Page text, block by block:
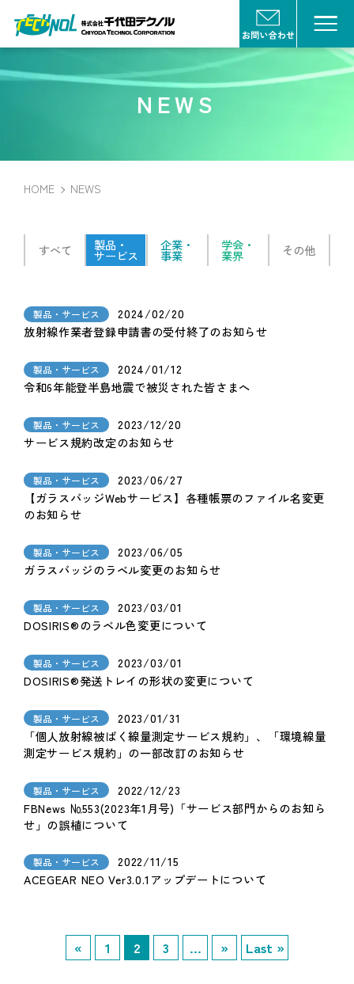
NEWS
HOME NEWS
すべて 製品・
サービス
企業・
事業
学会・
業界 その他
製品・サービス
2024/02/20
放射線作業者登録申請書の受付終了のお知らせ
製品・サービス
2024/01/12
令和6年能登半島地震で被災された皆さまへ
製品・サービス
2023/12/20
サービス規約改定のお知らせ
製品・サービス
2023/06/27
【ガラスバッジWebサービス】各種帳票のファイル名変更
のお知らせ
製品・サービス
2023/06/05
ガラスバッジのラベル変更のお知らせ
製品・サービス
2023/03/01
DOSIRIS®のラベル色変更について
製品・サービス
2023/03/01
DOSIRIS®発送トレイの形状の変更について
製品・サービス
2023/01/31
「個人放射線被ばく線量測定サービス規約」、「環境線量
測定サービス規約」の一部改訂のお知らせ
製品・サービス
2022/12/23
FBNews №553(2023年1月号)「サービス部門からのお知ら
せ」の誤植について
製品・サービス
2022/11/15
ACEGEAR NEO Ver3.0.1アップデートについて
« 1 2 3 ... » Last »